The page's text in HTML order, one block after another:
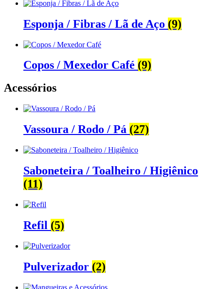
Esponja / Fibras / Lã de Aço (9)
Copos / Mexedor Café (9)
Acessórios
Vassoura / Rodo / Pá (27)
Saboneteira / Toalheiro / Higiênico
(11)
Refil (5)
Pulverizador (2)